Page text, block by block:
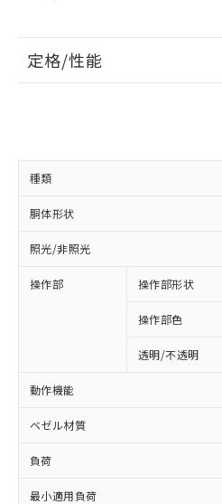
定格/性能
種類
胴体形状
照光/非照光
操作部 操作部形状
操作部色
透明/不透明
動作機能
ベゼル材質
負荷
最小適用負荷